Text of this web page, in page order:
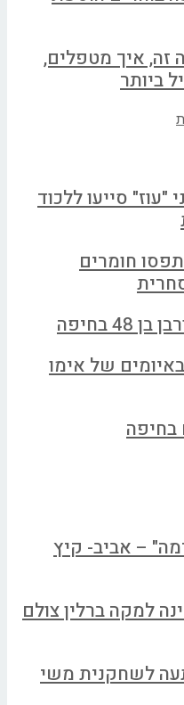
זה, איך מטפלים,
ביותר
"עוז" סייעו ללכוד
חומרים
בחיפה
באיומים של אימו
בחיפה
– אביב- קיץ
של קרולינה למקה ברלין צולם
לשחקנית משי